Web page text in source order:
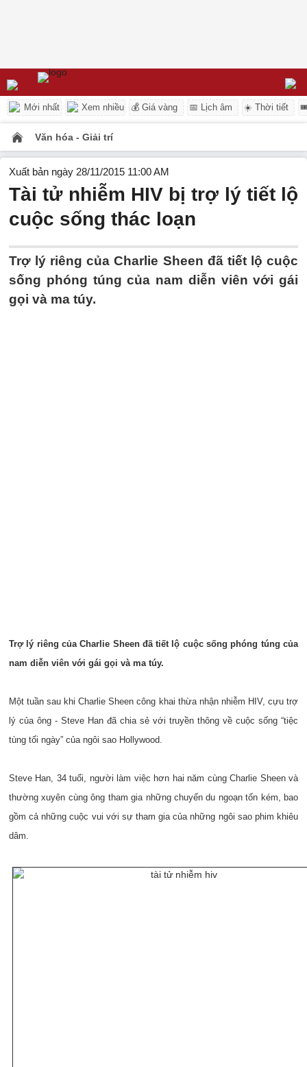
Mới nhất Xem nhiều 💰 Giá vàng 📅 Lịch âm ☀️ Thời tiết
Văn hóa - Giải trí
Xuất bản ngày 28/11/2015 11:00 AM
Tài tử nhiễm HIV bị trợ lý tiết lộ
cuộc sống thác loạn
Trợ lý riêng của Charlie Sheen đã tiết lộ cuộc
sống phóng túng của nam diễn viên với gái
gọi và ma túy.
Trợ lý riêng của Charlie Sheen đã tiết lộ cuộc sống phóng túng của
nam diễn viên với gái gọi và ma túy.
Một tuần sau khi Charlie Sheen công khai thừa nhận nhiễm HIV, cựu trợ
lý của ông - Steve Han đã chia sẻ với truyền thông về cuộc sống “tiệc
tùng tối ngày” của ngôi sao Hollywood.
Steve Han, 34 tuổi, người làm việc hơn hai năm cùng Charlie Sheen và
thường xuyên cùng ông tham gia những chuyến du ngoạn tốn kém, bao
gồm cả những cuộc vui với sự tham gia của những ngôi sao phim khiêu
dâm.